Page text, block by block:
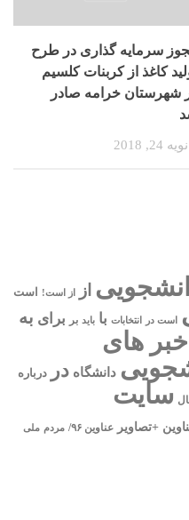
سرمایه گذاری در طرح
کاغذ از کربنات کلسیم
شهرستان خرامه صادر
24, 2018
از از است! است
است در انتخابات با باید بر برای به
خبر های
دانشگاه در درباره
سایت
+تصاویر عناوین ۹۶/ مردم ملی